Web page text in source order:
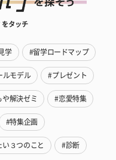
をタッチ
学 #留学ロードマップ
ルモデル #プレゼント
や解決ゼミ #恋愛特集
#特集企画
３つのこと #診断